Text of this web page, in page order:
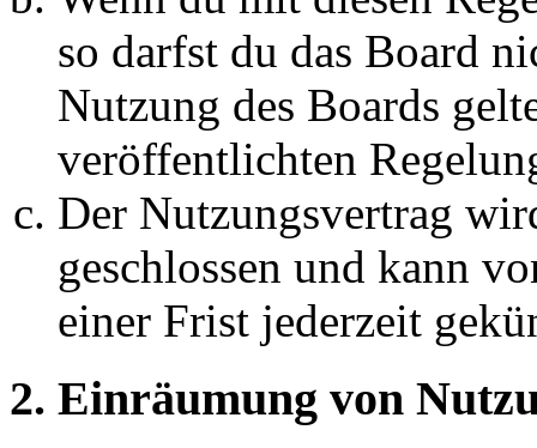
so darfst du das Board
Nutzung des Boards
veröffentlichten
Der Nutzungsvertrag
geschlossen und kann
einer Frist jederzeit
2. Einräumung von